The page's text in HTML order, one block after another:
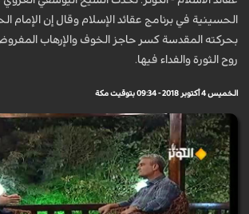
الحسينية في برنامج عقائد الإسلام وقال إن الإمام
بحركته المقدسة كسر حاجز الخوف والإرهاب
روح الثورة والفداء فيها.
الخميس 4 أكتوبر 2018 - 09:34 بتوقيت مكة